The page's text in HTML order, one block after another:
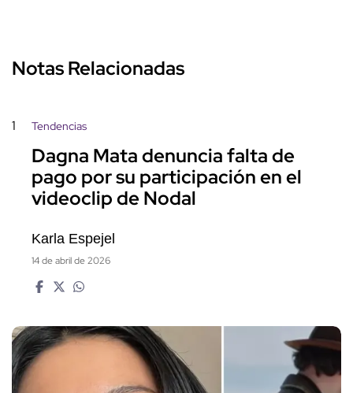
Notas Relacionadas
1 Tendencias
Dagna Mata denuncia falta de
pago por su participación en el
videoclip de Nodal
Karla Espejel
14 de abril de 2026